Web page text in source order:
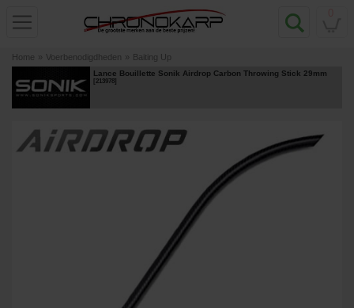
Home » Voerbenodigdheden » Baiting Up
Lance Bouillette Sonik Airdrop Carbon Throwing Stick 29mm
[213978]